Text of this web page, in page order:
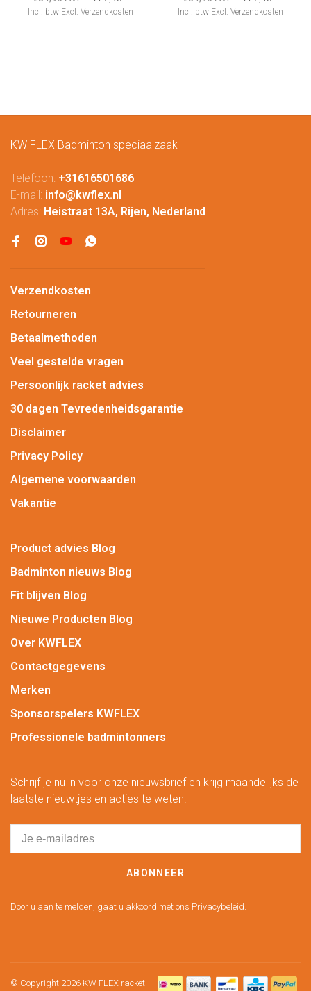
Incl. btw Excl. Verzendkosten Incl. btw Excl. Verzendkosten
KW FLEX Badminton speciaalzaak
Telefoon: +31616501686
E-mail: info@kwflex.nl
Adres: Heistraat 13A, Rijen, Nederland
Verzendkosten
Retourneren
Betaalmethoden
Veel gestelde vragen
Persoonlijk racket advies
30 dagen Tevredenheidsgarantie
Disclaimer
Privacy Policy
Algemene voorwaarden
Vakantie
Product advies Blog
Badminton nieuws Blog
Fit blijven Blog
Nieuwe Producten Blog
Over KWFLEX
Contactgegevens
Merken
Sponsorspelers KWFLEX
Professionele badmintonners
Schrijf je nu in voor onze nieuwsbrief en krijg maandelijks de
laatste nieuwtjes en acties te weten.
ABONNEER
Door u aan te melden, gaat u akkoord met ons Privacybeleid.
© Copyright 2026 KW FLEX racket